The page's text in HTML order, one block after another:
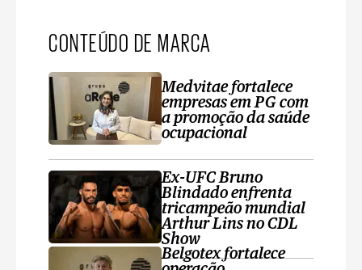
CONTEÚDO DE MARCA
Medvitae fortalece
empresas em PG com
a promoção da saúde
ocupacional
Ex-UFC Bruno
Blindado enfrenta
tricampeão mundial
Arthur Lins no CDL
Show
Belgotex fortalece